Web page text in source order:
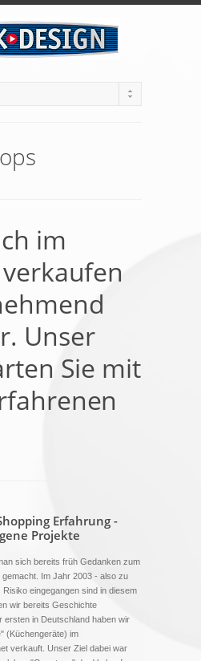
im
Unser
Sie mit
Erfahrung -
Projekte
sich bereits früh Gedanken zum
Im Jahr 2003 - also zu
eingegangen sind in diesem
wir bereits Geschichte
ersten in Deutschland haben wir
(Küchengeräte) im
verkauft. Unser Ziel dabei war